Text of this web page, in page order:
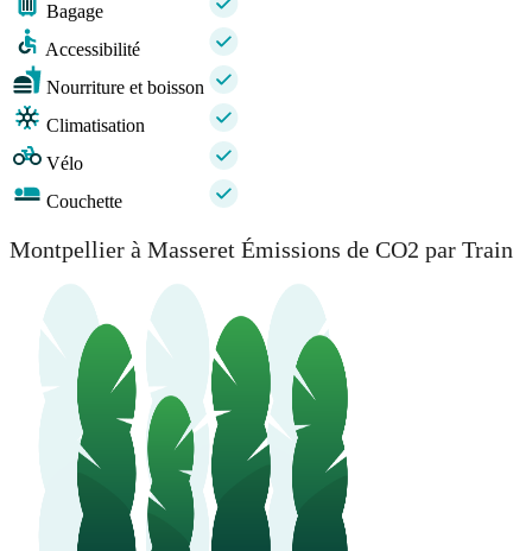
Bagage
Accessibilité
Nourriture et boisson
Climatisation
Vélo
Couchette
Montpellier à Masseret Émissions de CO2 par Train